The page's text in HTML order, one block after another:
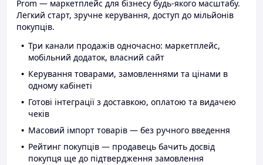
Prom — маркетплейс для бізнесу будь-якого масштабу.
Легкий старт, зручне керування, доступ до мільйонів
покупців.
Три канали продажів одночасно: маркетплейс,
мобільний додаток, власний сайт
Керування товарами, замовленнями та цінами в
одному кабінеті
Готові інтеграції з доставкою, оплатою та видачею
чеків
Масовий імпорт товарів — без ручного введення
Рейтинг покупців — продавець бачить досвід
покупця ще до підтвердження замовлення